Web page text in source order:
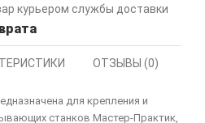
курьером службы доставки
ОТЗЫВЫ (0)
для крепления и
станков Мастер-Практик,